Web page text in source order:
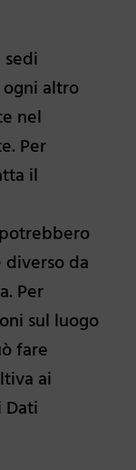
altro
nel
Per
il
da
Per
sul luogo
fare
ai